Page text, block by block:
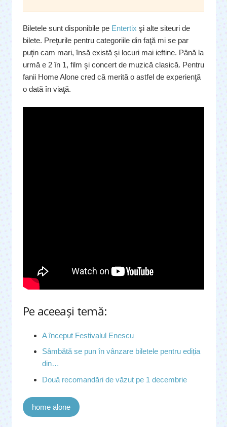
Biletele sunt disponibile pe Entertix şi alte siteuri de
bilete. Preţurile pentru categoriile din faţă mi se par
puţin cam mari, însă există şi locuri mai ieftine. Până la
urmă e 2 în 1, film şi concert de muzică clasică. Pentru
fanii Home Alone cred că merită o astfel de experienţă
o dată în viaţă.
Pe aceeaşi temă:
A început Festivalul Enescu
Sâmbătă se pun în vânzare biletele pentru ediția
din…
Două recomandări de văzut pe 1 decembrie
home alone